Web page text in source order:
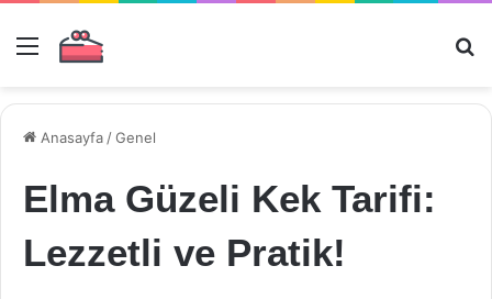
Menü
Anasayfa /Genel
Elma Güzeli Kek Tarifi:
Lezzetli ve Pratik!